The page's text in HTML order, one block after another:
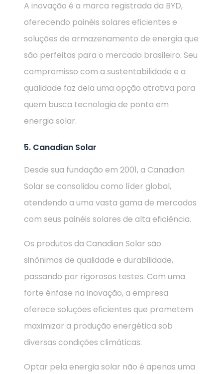
A inovação é a marca registrada da BYD,
oferecendo painéis solares eficientes e
soluções de armazenamento de energia que
são perfeitas para o mercado brasileiro. Seu
compromisso com a sustentabilidade e a
qualidade faz dela uma opção atrativa para
quem busca tecnologia de ponta em
energia solar.
5. Canadian Solar
Desde sua fundação em 2001, a Canadian
Solar se consolidou como líder global,
atendendo a uma vasta gama de mercados
com seus painéis solares de alta eficiência.
Os produtos da Canadian Solar são
sinônimos de qualidade e durabilidade,
passando por rigorosos testes. Com uma
forte ênfase na inovação, a empresa
oferece soluções eficientes que prometem
maximizar a produção energética sob
diversas condições climáticas.
Optar pela energia solar não é apenas uma